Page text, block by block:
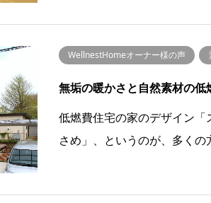
WellnestHomeオーナー様の声
無垢の暖かさと自然素材の低
低燃費住宅の家のデザイン
さめ」、というのが、多く